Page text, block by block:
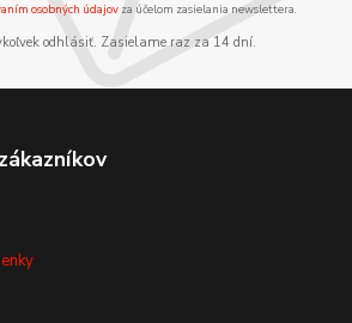
osobných údajov za účelom zasielania newslettera.
odhlásiť. Zasielame raz za 14 dní.